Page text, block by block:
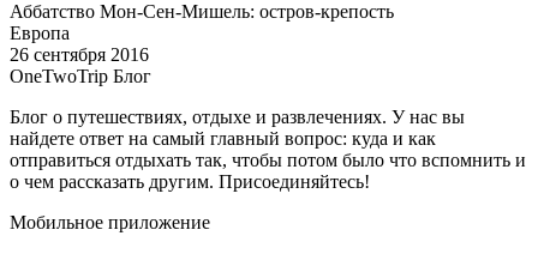
Аббатство Мон-Сен-Мишель: остров-крепость
Европа
26 сентября 2016
OneTwoTrip Блог
Блог о путешествиях, отдыхе и развлечениях. У нас вы
найдете ответ на самый главный вопрос: куда и как
отправиться отдыхать так, чтобы потом было что вспомнить и
о чем рассказать другим. Присоединяйтесь!
Мобильное приложение